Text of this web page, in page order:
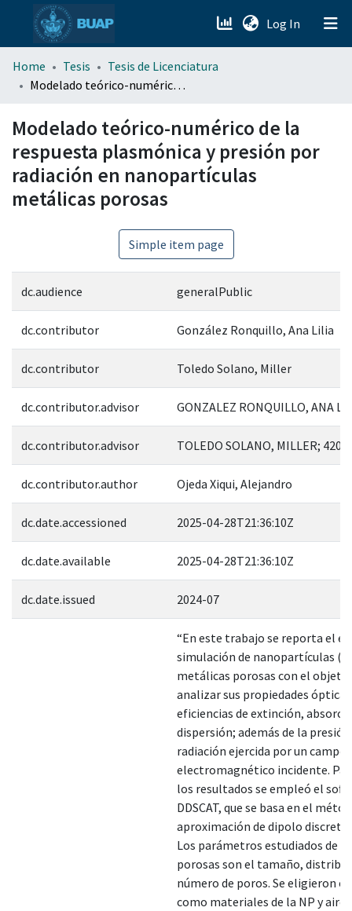
Log In (current)
menu.section.about_menu
Home Tesis
Tesis de Licenciatura
Modelado teórico-numérico de la respuesta plasmónica y presión por radiación en nanopartículas metálicas porosas
Modelado teórico-numérico de la
respuesta plasmónica y presión por
radiación en nanopartículas
metálicas porosas
Simple item page
dc.audience generalPublic
dc.contributor González Ronquillo, Ana Lilia
dc.contributor Toledo Solano, Miller
dc.contributor.advisor GONZALEZ RONQUILLO, ANA
dc.contributor.advisor TOLEDO SOLANO, MILLER;
dc.contributor.author Ojeda Xiqui, Alejandro
dc.date.accessioned 2025-04-28T21:36:10Z
dc.date.available 2025-04-28T21:36:10Z
dc.date.issued 2024-07
“En este trabajo se reporta el
simulación de nanopartículas
metálicas porosas con el
analizar sus propiedades
eficiencias de extinción,
dispersión; además de la
radiación ejercida por un campo
electromagnético incidente.
los resultados se empleó el
DDSCAT, que se basa en el
aproximación de dipolo discreto
Los parámetros estudiados de
porosas son el tamaño,
número de poros. Se eligieron el
como materiales de la NP y aire